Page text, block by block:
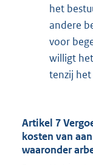
het
andere
voor
willigt
tenzij
Artikel 7
kosten van
waaronder